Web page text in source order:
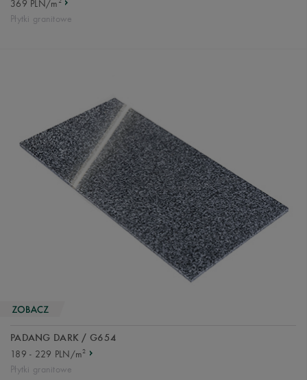
369 PLN/m
Płytki granitowe
PADANG DARK / G654
189 - 229 PLN/m2
Płytki granitowe